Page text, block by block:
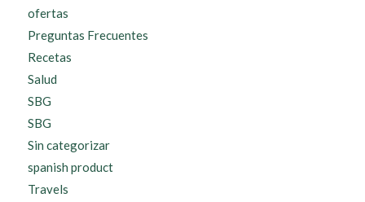
ofertas
Preguntas Frecuentes
Recetas
Salud
SBG
SBG
Sin categorizar
spanish product
Travels